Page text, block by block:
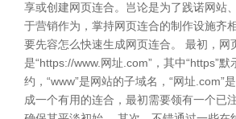
享或创建网页连合。岂论是为了践诺网站
于营销作为，掌持网页连合的制作设施齐
要先容怎么快速生成网页连合。 最初，网
是“https://www.网址.com”，其中“https”默
约，“www”是网站的子域名，“网址.com”
成一个有用的连合，最初需要领有一个已